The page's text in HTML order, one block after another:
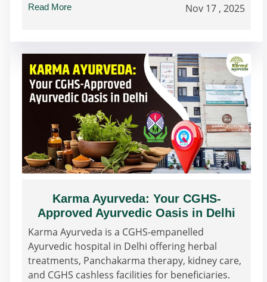
Read More Nov 17 , 2025
Karma Ayurveda: Your CGHS-
Approved Ayurvedic Oasis in Delhi
Karma Ayurveda is a CGHS-empanelled
Ayurvedic hospital in Delhi offering herbal
treatments, Panchakarma therapy, kidney care,
and CGHS cashless facilities for beneficiaries.